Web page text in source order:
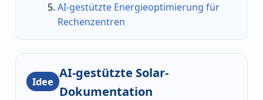
AI-gestützte Energieoptimierung für
Rechenzentren
Idee
AI-gestützte Solar-
Dokumentation